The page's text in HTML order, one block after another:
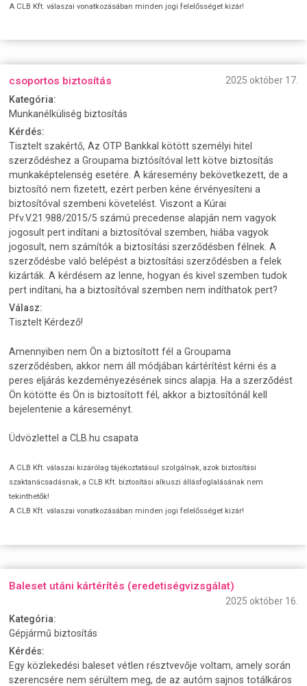
A CLB Kft. válaszai vonatkozásában minden jogi felelősséget kizár!
csoportos biztosítás
2025 október 17.
Kategória:
Munkanélküliség biztosítás
Kérdés:
Tisztelt szakértő, Az OTP Bankkal kötött személyi hitel
szerződéshez a Groupama biztósítóval lett kötve biztosítás
munkaképtelenség esetére. A káresemény bekövetkezett, de a
biztosító nem fizetett, ezért perben kéne érvényesíteni a
biztosítóval szembeni követelést. Viszont a Kúrai
Pfv.V.21.988/2015/5 számú precedense alapján nem vagyok
jogosult pert indítani a biztosítóval szemben, hiába vagyok
jogosult, nem számítók a biztosítási szerződésben félnek. A
szerződésbe való belépést a biztosítási szerződésben a felek
kizárták. A kérdésem az lenne, hogyan és kivel szemben tudok
pert indítani, ha a biztosítóval szemben nem indíthatok pert?
Válasz:
Tisztelt Kérdező!
Amennyiben nem Ön a biztosított fél a Groupama
szerződésben, akkor nem áll módjában kártérítést kérni és a
peres eljárás kezdeményezésének sincs alapja. Ha a szerződést
Ön kötötte és Ön is biztosított fél, akkor a biztosítónál kell
bejelentenie a káreseményt.
Üdvözlettel a CLB.hu csapata
A CLB Kft. válaszai kizárólag tájékoztatásul szolgálnak, azok biztosítási
szaktanácsadásnak, a CLB Kft. biztosítási alkuszi állásfoglalásának nem
tekinthetők!
A CLB Kft. válaszai vonatkozásában minden jogi felelősséget kizár!
Baleset utáni kártérítés (eredetiségvizsgálat)
2025 október 16.
Kategória:
Gépjármű biztosítás
Kérdés:
Egy közlekedési baleset vétlen résztvevője voltam, amely során
szerencsére nem sérültem meg, de az autóm sajnos totálkáros